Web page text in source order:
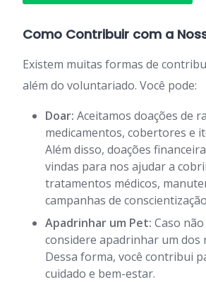
Como Contribuir com a
Existem muitas formas de
além do voluntariado. Você pode:
Doar: Aceitamos doações de
medicamentos, cobertores e
Além disso, doações
vindas para nos ajudar a
tratamentos médicos,
campanhas de
Apadrinhar um Pet: Caso
considere apadrinhar um dos
Dessa forma, você contribui
cuidado e bem-estar.